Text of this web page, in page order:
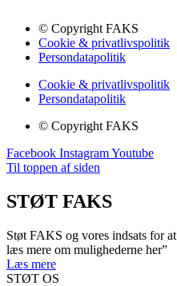
© Copyright FAKS
Cookie & privatlivspolitik
Persondatapolitik
Cookie & privatlivspolitik
Persondatapolitik
© Copyright FAKS
Facebook InstagramYoutube
Til toppen af siden
STØT FAKS
Støt FAKS og vores indsats for
læs mere om mulighederne her”
Læs mere
STØT OS